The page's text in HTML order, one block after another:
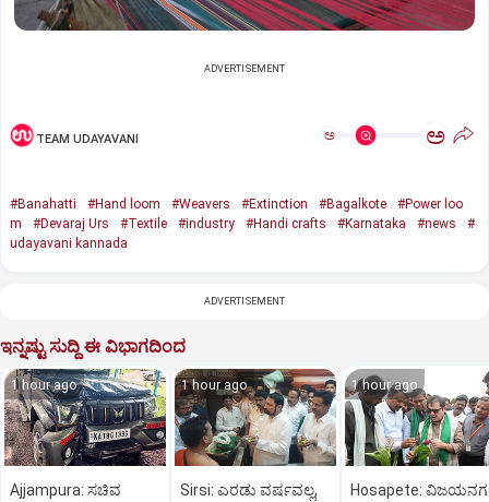
ADVERTISEMENT
TEAM UDAYAVANI ಅ ಅ
#Banahatti #Hand loom #Weavers #Extinction #Bagalkote
#Power loo
m
#Devaraj Urs #Textile #industry #Handi crafts #Karnataka #news
#
udayavani kannada
ADVERTISEMENT
ಇನ್ನಷ್ಟು ಸುದ್ದಿ ಈ ವಿಭಾಗದಿಂದ
1 hour ago
Ajjampura: ಸಚಿವ
1 hour ago
Sirsi: ಎರಡು ವರ್ಷವಲ್ಲ,
1 hour ago
Hosapete: